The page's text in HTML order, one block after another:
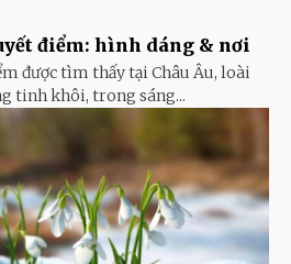
điểm: hình dáng & nơi
được tìm thấy tại Châu Âu, loài
tinh khôi, trong sáng...